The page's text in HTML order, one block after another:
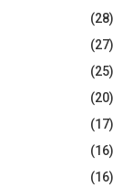
(28)
(27)
(25)
(20)
(17)
(16)
(16)